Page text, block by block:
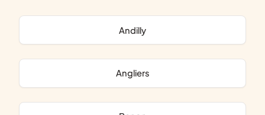
Andilly
Angliers